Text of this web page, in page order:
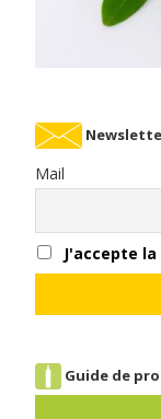
Mail
J'accepte
Guide de